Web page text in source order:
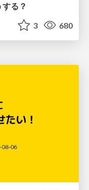
る？
3 680